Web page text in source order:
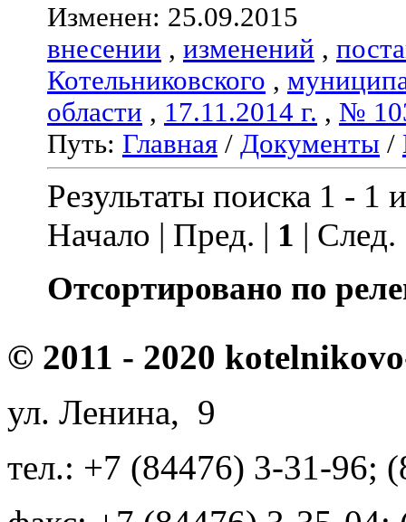
Изменен: 25.09.2015
внесении , изменений ,
Котельниковского ,
области , 17.11.2014 г. , №
Путь: Главная / Документы /
Результаты поиска 1 - 1
Начало | Пред. | 1 |
Отсортировано по
© 2011 - 2020
ул. Ленина, 9
тел.: +7 (84476) 3-31-96;